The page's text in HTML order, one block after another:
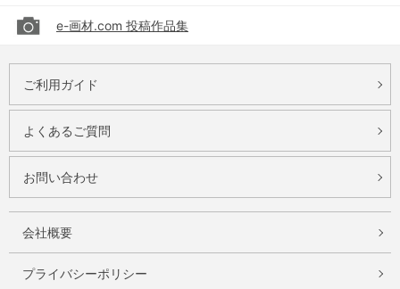
e-画材.com 投稿作品集
ご利用ガイド
よくあるご質問
お問い合わせ
会社概要
プライバシーポリシー